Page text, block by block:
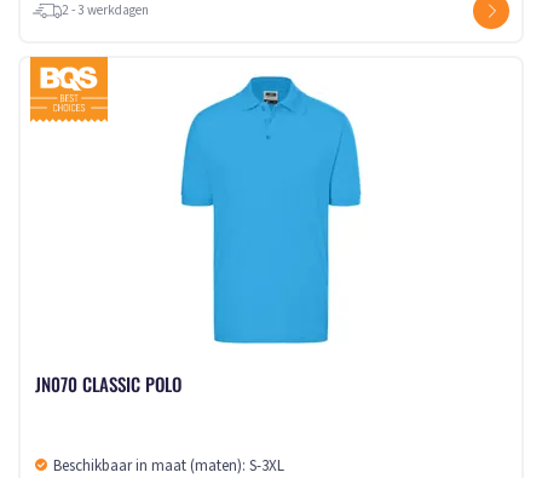
2 - 3 werkdagen
JN070 CLASSIC POLO
Beschikbaar in maat (maten): S-3XL